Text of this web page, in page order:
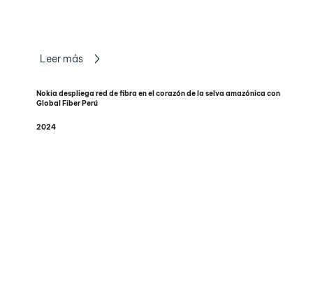
Leer más
Nokia despliega red de fibra en el corazón de la selva amazónica con
Global Fiber Perú
2024